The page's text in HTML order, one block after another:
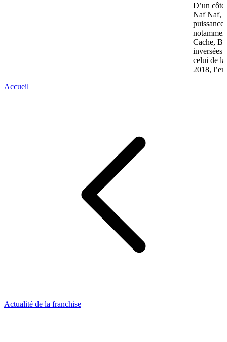
D’un
Naf Naf,
Cache,
inversées
celui de
2018,
Accueil
Actualité de la franchise